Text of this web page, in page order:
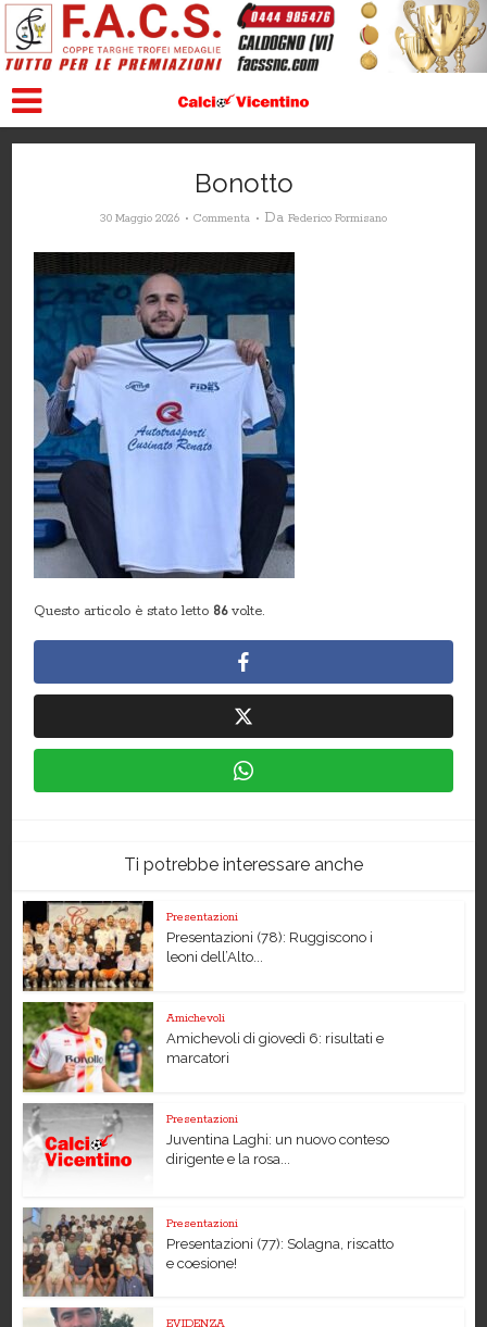
Bonotto
30 Maggio 2026 Commenta Da Federico Formisano
Questo articolo è stato letto 86volte.
Ti potrebbe interessare anche
Presentazioni
Presentazioni (78): Ruggiscono i
leoni dell’Alto...
Amichevoli
Amichevoli di giovedì 6: risultati e
marcatori
Presentazioni
Juventina Laghi: un nuovo conteso
dirigente e la rosa...
Presentazioni
Presentazioni (77): Solagna, riscatto
e coesione!